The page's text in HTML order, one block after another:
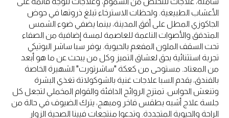
الأعشاب الطبيعية. ولحظات الاسترخاء تبلغ ذروتها في حوض
الجاكوزي المطل على أفق المدينة، بينما يضفي ضوء الشمس
المتدفق والأصوات الناعمة للعاصمة لمسة إضافية من الصفاء
تحت السقف الملون المفعم بالحيوية. يوفر سبا ساشر البوتيكي
تجربة استثنائية بحق لعشاق التميز وكل من يبحث عن ما هو أبعد
من المعتاد. مستوحى من كعكة "ساشرتورت" الشهيرة الخاصة
بالفندق، يقدم السبا علاجات غنية بالشوكولاتة تغذي البشرة
وتنعش الحواس. تمتزج الروائح الدافئة والقوام المخملي لتجعل كل
جلسة علاج أشبه بطقس فاخر ومبهج، يترك الضيوف في حالة من
الراحة والحيوية المتجددة. وتدعوا منتجعات فيينا الصحية الزوار